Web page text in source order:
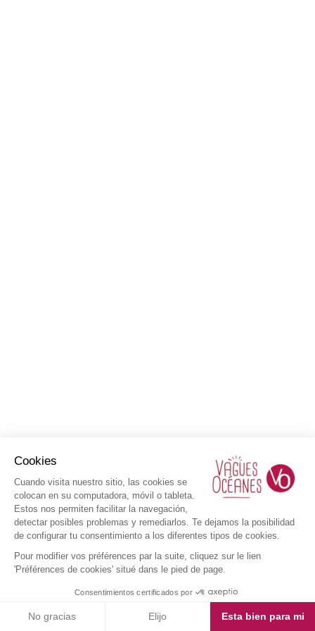
Cookies
Cuando visita nuestro sitio, las cookies se
colocan en su computadora, móvil o tableta.
Estos nos permiten facilitar la navegación,
detectar posibles problemas y remediarlos. Te dejamos la posibilidad
de configurar tu consentimiento a los diferentes tipos de cookies.
Pour modifier vos préférences par la suite, cliquez sur le lien
'Préférences de cookies' situé dans le pied de page.
Consentimientos certificados por
No gracias Elijo Esta bien para mi